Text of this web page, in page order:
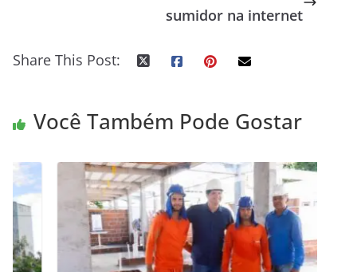
sumidor na internet
Share This Post:
Você Também Pode Gostar